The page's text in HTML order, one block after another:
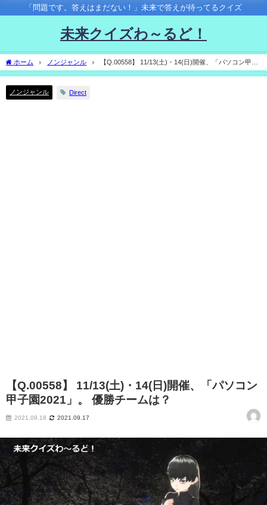
「問題です。答えはまだない！」未来で答えが待ってるクイズ
未来クイズわ～るど！
ホーム ノンジャンル
【Q.00558】 11/13(土)・14(日)開催、「パソコン甲子
園2021」。 優勝チームは？
ノンジャンル Direct
【Q.00558】 11/13(土)・14(日)開催、「パソコン
甲子園2021」。 優勝チームは？
2021.09.18 2021.09.17